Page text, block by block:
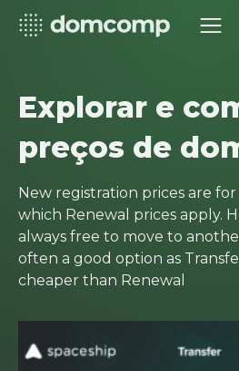
Explorar e
preços de
New registration prices are
which Renewal prices apply.
always free to move to
often a good option as
cheaper than Renewal